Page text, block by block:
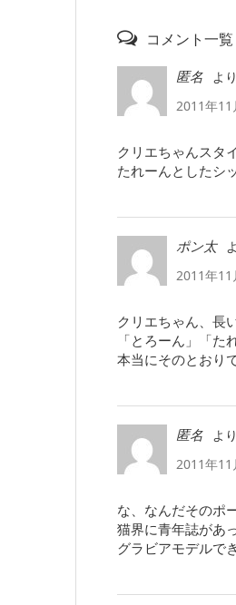
コメント一覧
匿名
よ
2011年
クリエちゃんスタ
たれーんとしたシ
ポン太
2011年
クリエちゃん、長
「とろーん」「
本当にそのとおり
匿名
よ
2011年
な、なんだそのポ
猫界に青年誌があ
グラビアモデルで